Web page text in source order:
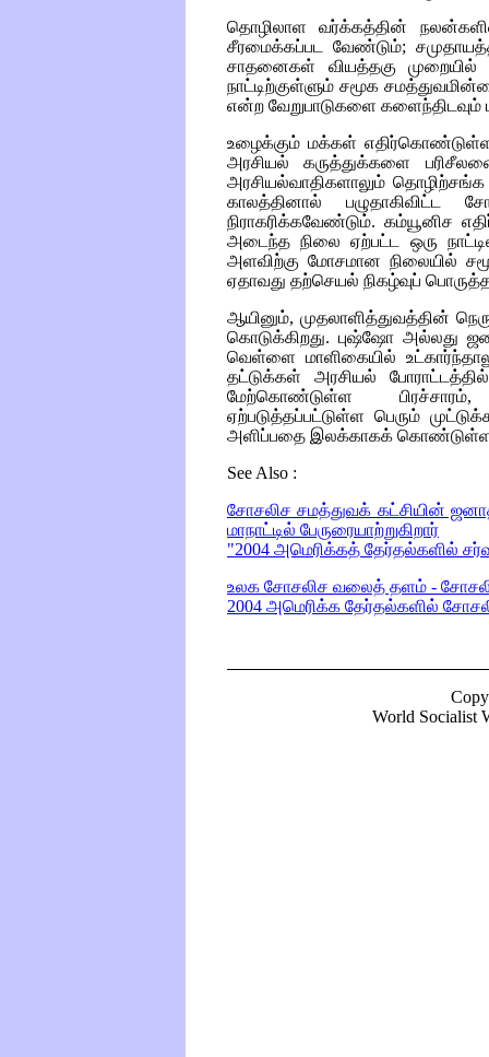
தொழிலாள வர்க்கத்தின்
சீரமைக்கப்பட வேண்டும்;
சாதனைகள் வியத்தகு
நாட்டிற்குள்ளும் சமூக
என்ற வேறுபாடுகளை
உழைக்கும் மக்கள்
அரசியல் கருத்துக்களை
அரசியல்வாதிகளாலும்
காலத்தினால் பழுதாகிவிட்ட
நிராகரிக்கவேண்டும். கம்யூனிச
அடைந்த நிலை ஏற்பட்ட ஒரு
அளவிற்கு மோசமான நிலையில்
ஏதாவது தற்செயல் நிகழ்வுப்
ஆயினும், முதலாளித்துவத்தின்
கொடுக்கிறது. புஷ்ஷோ அல்லது
வெள்ளை மாளிகையில்
தட்டுக்கள் அரசியல்
மேற்கொண்டுள்ள பிரச்சாரம்,
ஏற்படுத்தப்பட்டுள்ள பெரும்
அளிப்பதை இலக்காகக்
See Also :
சோசலிச சமத்துவக் கட்சியின்
மாநாட்டில் பேருரையாற்றுகிறார்
"2004 அமெரிக்கத் தேர்தல்களில்
உலக சோசலிச வலைத் தளம் -
2004 அமெரிக்க தேர்தல்களில்
World Socialist